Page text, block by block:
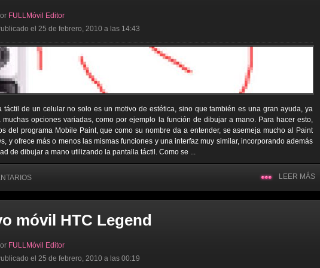
FULLMóvil Editor
el 25 de febrero, 2010 a las 14:43
táctil de un celular no solo es un motivo de estética, sino que también es una gran ayuda, ya
muchas opciones variadas, como por ejemplo la función de dibujar a mano. Para hacer esto,
del programa Mobile Paint, que como su nombre da a entender, se asemeja mucho al Paint
y ofrece más o menos las mismas funciones y una interfaz muy similar, incorporando además
de dibujar a mano utilizando la pantalla táctil. Como se ...
LEER MÁS
móvil HTC Legend
FULLMóvil Editor
el 25 de febrero, 2010 a las 00:19